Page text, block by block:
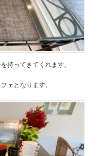
持ってきてくれます。
ェとなります。